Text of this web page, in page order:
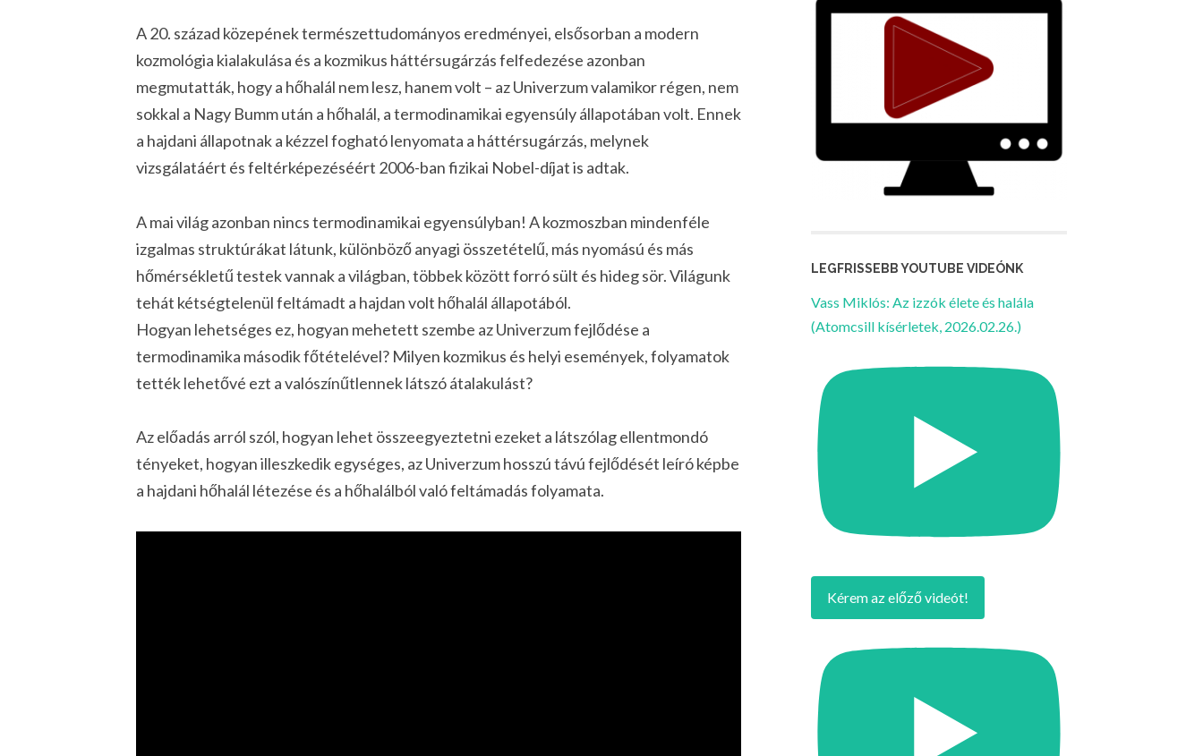
A 20. század közepének természettudományos eredményei, elsősorban a modern
kozmológia kialakulása és a kozmikus háttérsugárzás felfedezése azonban
megmutatták, hogy a hőhalál nem lesz, hanem volt – az Univerzum valamikor régen, nem
sokkal a Nagy Bumm után a hőhalál, a termodinamikai egyensúly állapotában volt. Ennek
a hajdani állapotnak a kézzel fogható lenyomata a háttérsugárzás, melynek
vizsgálatáért és feltérképezéséért 2006-ban fizikai Nobel-díjat is adtak.
A mai világ azonban nincs termodinamikai egyensúlyban! A kozmoszban mindenféle
izgalmas struktúrákat látunk, különböző anyagi összetételű, más nyomású és más
hőmérsékletű testek vannak a világban, többek között forró sült és hideg sör. Világunk
tehát kétségtelenül feltámadt a hajdan volt hőhalál állapotából.
Hogyan lehetséges ez, hogyan mehetett szembe az Univerzum fejlődése a
termodinamika második főtételével? Milyen kozmikus és helyi események, folyamatok
tették lehetővé ezt a valószínűtlennek látszó átalakulást?
Az előadás arról szól, hogyan lehet összeegyeztetni ezeket a látszólag ellentmondó
tényeket, hogyan illeszkedik egységes, az Univerzum hosszú távú fejlődését leíró képbe
a hajdani hőhalál létezése és a hőhalálból való feltámadás folyamata.
LEGFRISSEBB YOUTUBE VIDEÓNK
Vass Miklós: Az izzók élete és halála
(Atomcsill kísérletek, 2026.02.26.)
Kérem az előző videót!